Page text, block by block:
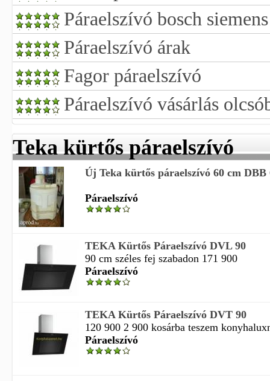
Páraelszívó bosch
Páraelszívó árak
Fagor páraelszívó
Páraelszívó vásárlás
Teka kürtős páraelszívó
Új Teka kürtős páraelszívó 60 cm DBB
Páraelszívó
TEKA Kürtős Páraelszívó DVL 90
90 cm széles fej szabadon 171 900
Páraelszívó
TEKA Kürtős Páraelszívó DVT 90
120 900 2 900 kosárba teszem
Páraelszívó